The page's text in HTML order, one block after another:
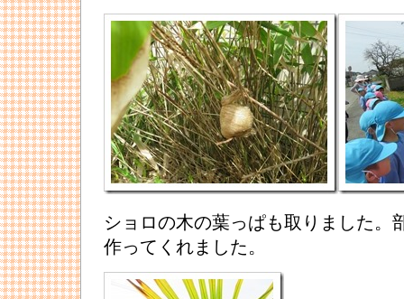
ショロの木の葉っぱも取りました。
作ってくれました。